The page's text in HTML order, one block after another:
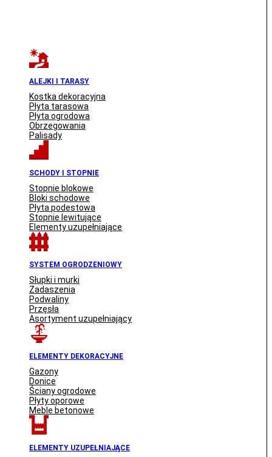
ALEJKI I TARASY
Kostka dekoracyjna
Płyta tarasowa
Płyta ogrodowa
Obrzegowania
Palisady
SCHODY I STOPNIE
Stopnie blokowe
Bloki schodowe
Płyta podestowa
Stopnie lewitujące
Elementy uzupełniające
SYSTEM OGRODZENIOWY
Słupki i murki
Zadaszenia
Podwaliny
Przęsła
Asortyment uzupełniający
ELEMENTY DEKORACYJNE
Gazony
Donice
Ściany ogrodowe
Płyty oporowe
Meble betonowe
ELEMENTY UZUPEŁNIAJĄCE